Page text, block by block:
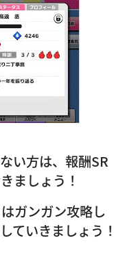
い方は、報酬SR
ましょう！
ガンガン攻略し
ていきましょう！